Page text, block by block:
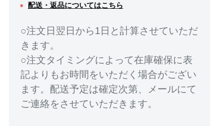
配送・返品についてはこちら
○注文日翌日から1日と計算させていただ
きます。
○注文タイミングによって在庫確保に表
記よりもお時間をいただく場合がござい
ます。配送予定は確定次第、メールにて
ご連絡をさせていただきます。